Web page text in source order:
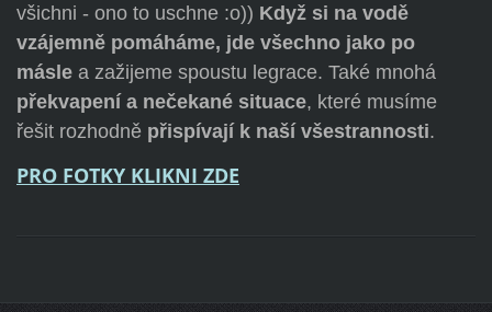
všichni - ono to uschne :o)) Když si na vodě
vzájemně pomáháme, jde všechno jako po
máslea zažijeme spoustu legrace. Také mnohá
překvapení a nečekané situace, které musíme
řešit rozhodně přispívají k naší všestrannosti.
PRO FOTKY KLIKNI ZDE